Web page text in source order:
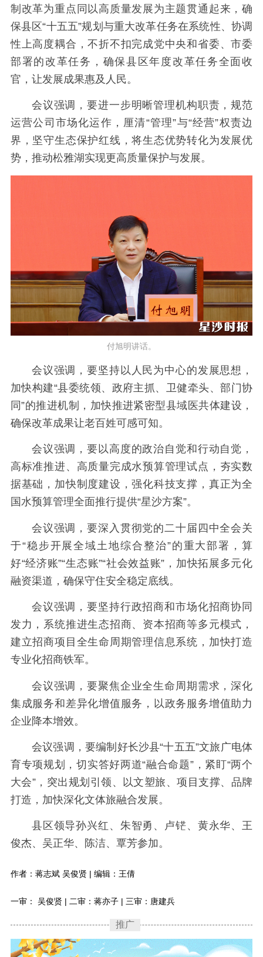
制改革为重点同以高质量发展为主题贯通起来，确
保县区“十五五”规划与重大改革任务在系统性、协调
性上高度耦合，不折不扣完成党中央和省委、市委
部署的改革任务，确保县区年度改革任务全面收
官，让发展成果惠及人民。
会议强调，要进一步明晰管理机构职责，规范
运营公司市场化运作，厘清“管理”与“经营”权责边
界，坚守生态保护红线，将生态优势转化为发展优
势，推动松雅湖实现更高质量保护与发展。
付旭明讲话。
会议强调，要坚持以人民为中心的发展思想，
加快构建“县委统领、政府主抓、卫健牵头、部门协
同”的推进机制，加快推进紧密型县域医共体建设，
确保改革成果让老百姓可感可知。
会议强调，要以高度的政治自觉和行动自觉，
高标准推进、高质量完成水预算管理试点，夯实数
据基础，加快制度建设，强化科技支撑，真正为全
国水预算管理全面推行提供“星沙方案”。
会议强调，要深入贯彻党的二十届四中全会关
于“稳步开展全域土地综合整治”的重大部署，算
好“经济账”“生态账”“社会效益账”，加快拓展多元化
融资渠道，确保守住安全稳定底线。
会议强调，要坚持行政招商和市场化招商协同
发力，系统推进生态招商、资本招商等多元模式，
建立招商项目全生命周期管理信息系统，加快打造
专业化招商铁军。
会议强调，要聚焦企业全生命周期需求，深化
集成服务和差异化增值服务，以政务服务增值助力
企业降本增效。
会议强调，要编制好长沙县“十五五”文旅广电体
育专项规划，切实答好两道“融合命题”，紧盯“两个
大会”，突出规划引领、以文塑旅、项目支撑、品牌
打造，加快深化文体旅融合发展。
县区领导孙兴红、朱智勇、卢铓、黄永华、王
俊杰、吴正华、陈洁、覃芳参加。
作者：蒋志斌 吴俊贤 | 编辑：王倩
一审： 吴俊贤 | 二审：蒋亦子 | 三审：唐建兵
推广